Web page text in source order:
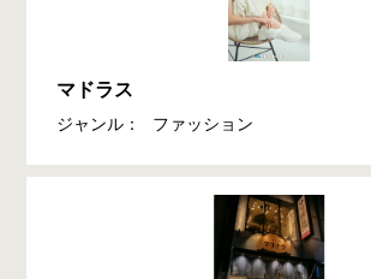
マドラス
ジャンル： ファッション